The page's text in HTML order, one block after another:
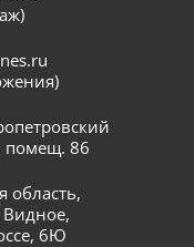
помещ. 86
область,
6Ю